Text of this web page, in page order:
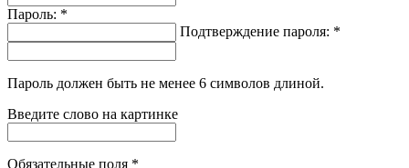
Пароль: *
Подтверждение пароля: *
Пароль должен быть не менее 6 символов длиной.
Введите слово на картинке
Обязательные поля *